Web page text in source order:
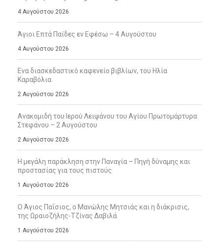
4 Αυγούστου 2026
Άγιοι Επτά Παίδες εν Εφέσω – 4 Αυγούστου
4 Αυγούστου 2026
Ενα διασκεδαστικό καφενείο βιβλίων, του Ηλία
Καραβόλια
2 Αυγούστου 2026
Ανακομιδή του Ιερού Λειψάνου του Αγίου Πρωτομάρτυρα
Στεφάνου – 2 Αυγούστου
2 Αυγούστου 2026
Η μεγάλη παράκληση στην Παναγία – Πηγή δύναμης και
προστασίας για τους πιστούς
1 Αυγούστου 2026
Ο Άγιος Παΐσιος, ο Μανώλης Μητσιάς και η διάκρισις,
της Ωραιοζήλης-Τζίνας Δαβιλά
1 Αυγούστου 2026